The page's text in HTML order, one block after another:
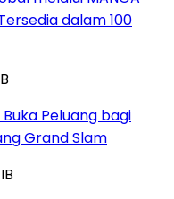
dalam 100
Peluang bagi
Grand Slam